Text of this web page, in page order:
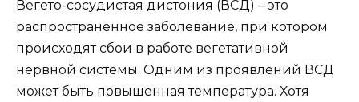
Вегето-сосудистая дистония (ВСД) – это
распространенное заболевание, при котором
происходят сбои в работе вегетативной
нервной системы. Одним из проявлений ВСД
может быть повышенная температура. Хотя